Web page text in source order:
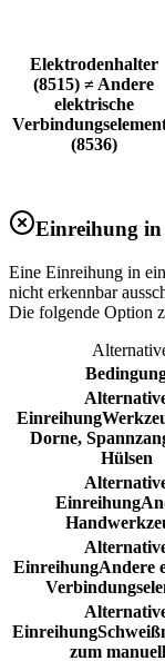
Elektrodenhalter
(8515) ≠ Andere
elektrische
(8536)
Einreihung in
Eine Einreihung in
nicht erkennbar
Die folgende Option
Einreihung
Dorne,
Hülsen
Einreihung
EinreihungAndere
Einreihung
zum